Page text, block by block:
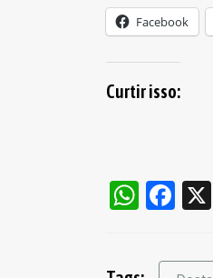
Facebook
Curtir isso: